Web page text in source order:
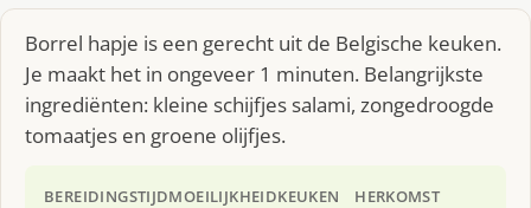
Borrel hapje is een gerecht uit de Belgische keuken.
Je maakt het in ongeveer 1 minuten. Belangrijkste
ingrediënten: kleine schijfjes salami, zongedroogde
tomaatjes en groene olijfjes.
BEREIDINGSTIJDMOEILIJKHEIDKEUKEN HERKOMST